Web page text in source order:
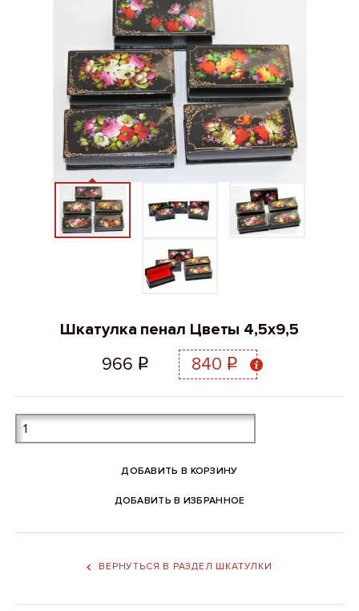
Шкатулка пенал Цветы 4,5х9,5
966 q 840 q
ДОБАВИТЬ В КОРЗИНУ
ДОБАВИТЬ В ИЗБРАННОЕ
ВЕРНУТЬСЯ В РАЗДЕЛ ШКАТУЛКИ